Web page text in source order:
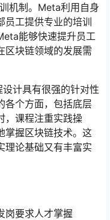
机制。Meta利用自身
员工提供专业的培训
能够快速提升员工
区块链领域的发展需
计具有很强的针对性
各个方面，包括底层
，课程注重实践操
掌握区块链技术。这
理论基础又有丰富实
岗要求人才掌握